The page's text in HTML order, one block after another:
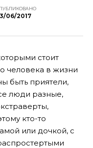
06/2017
стоит
человека в жизни
быть приятели,
люди разные,
кто-то
или дочкой, с